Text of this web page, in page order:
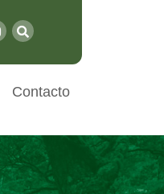
Contacto